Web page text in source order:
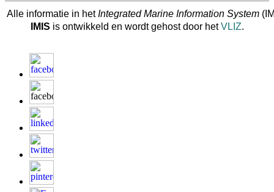
Alle informatie in hetIntegrated Marine Information System
IMIS is ontwikkeld en wordt gehost door hetVLIZ.